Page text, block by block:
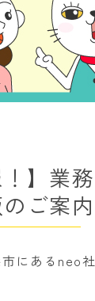
！】業
ご案内
にあるneo